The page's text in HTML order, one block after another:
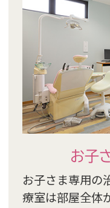
お子
お子さま専用の
療室は部屋全体